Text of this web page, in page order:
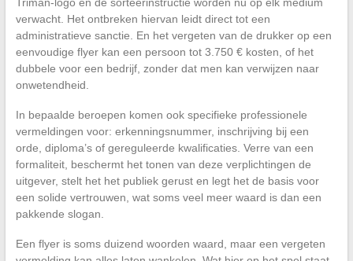
verwacht. Het ontbreken hiervan leidt direct tot een
administratieve sanctie. En het vergeten van de drukker op een
eenvoudige flyer kan een persoon tot 3.750 € kosten, of het
dubbele voor een bedrijf, zonder dat men kan verwijzen naar
onwetendheid.
In bepaalde beroepen komen ook specifieke professionele
vermeldingen voor: erkenningsnummer, inschrijving bij een
orde, diploma’s of gereguleerde kwalificaties. Verre van een
formaliteit, beschermt het tonen van deze verplichtingen de
uitgever, stelt het het publiek gerust en legt het de basis voor
een solide vertrouwen, wat soms veel meer waard is dan een
pakkende slogan.
Een flyer is soms duizend woorden waard, maar een vergeten